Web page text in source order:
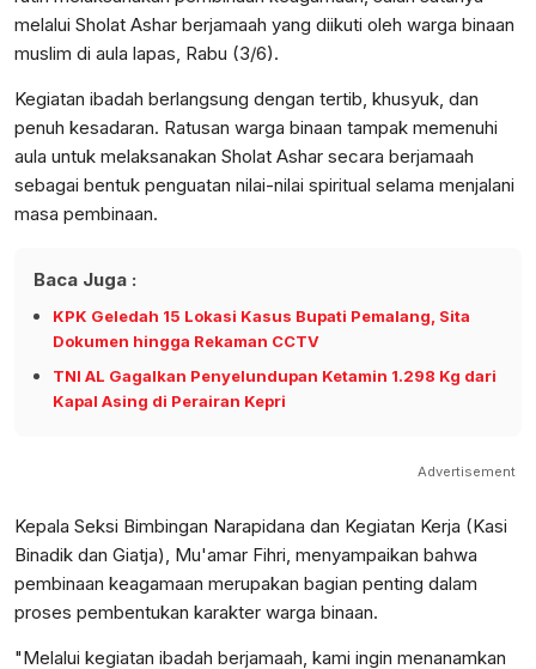
melalui Sholat Ashar berjamaah yang diikuti oleh warga binaan
muslim di aula lapas, Rabu (3/6).
Kegiatan ibadah berlangsung dengan tertib, khusyuk, dan
penuh kesadaran. Ratusan warga binaan tampak memenuhi
aula untuk melaksanakan Sholat Ashar secara berjamaah
sebagai bentuk penguatan nilai-nilai spiritual selama menjalani
masa pembinaan.
Baca Juga :
KPK Geledah 15 Lokasi Kasus Bupati Pemalang, Sita
Dokumen hingga Rekaman CCTV
TNI AL Gagalkan Penyelundupan Ketamin 1.298 Kg dari
Kapal Asing di Perairan Kepri
Advertisement
Kepala Seksi Bimbingan Narapidana dan Kegiatan Kerja (Kasi
Binadik dan Giatja), Mu'amar Fihri, menyampaikan bahwa
pembinaan keagamaan merupakan bagian penting dalam
proses pembentukan karakter warga binaan.
"Melalui kegiatan ibadah berjamaah, kami ingin menanamkan